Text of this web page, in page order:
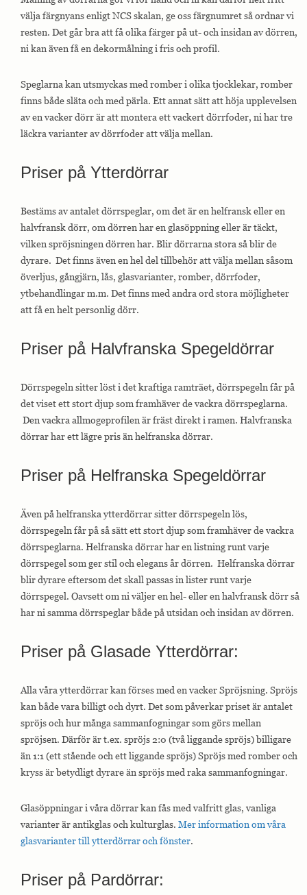
välja färgnyans enligt NCS skalan, ge oss färgnumret så ordnar vi
resten. Det går bra att få olika färger på ut- och insidan av dörren,
ni kan även få en dekormålning i fris och profil.
Speglarna kan utsmyckas med romber i olika tjocklekar, romber
finns både släta och med pärla. Ett annat sätt att höja upplevelsen
av en vacker dörr är att montera ett vackert dörrfoder, ni har tre
läckra varianter av dörrfoder att välja mellan.
Priser på Ytterdörrar
Bestäms av antalet dörrspeglar, om det är en helfransk eller en
halvfransk dörr, om dörren har en glasöppning eller är täckt,
vilken spröjsningen dörren har. Blir dörrarna stora så blir de
dyrare. Det finns även en hel del tillbehör att välja mellan såsom
överljus, gångjärn, lås, glasvarianter, romber, dörrfoder,
ytbehandlingar m.m. Det finns med andra ord stora möjligheter
att få en helt personlig dörr.
Priser på Halvfranska Spegeldörrar
Dörrspegeln sitter löst i det kraftiga ramträet, dörrspegeln får på
det viset ett stort djup som framhäver de vackra dörrspeglarna.
Den vackra allmogeprofilen är fräst direkt i ramen. Halvfranska
dörrar har ett lägre pris än helfranska dörrar.
Priser på Helfranska Spegeldörrar
Även på helfranska ytterdörrar sitter dörrspegeln lös,
dörrspegeln får på så sätt ett stort djup som framhäver de vackra
dörrspeglarna. Helfranska dörrar har en listning runt varje
dörrspegel som ger stil och elegans år dörren. Helfranska dörrar
blir dyrare eftersom det skall passas in lister runt varje
dörrspegel. Oavsett om ni väljer en hel- eller en halvfransk dörr så
har ni samma dörrspeglar både på utsidan och insidan av dörren.
Priser på Glasade Ytterdörrar:
Alla våra ytterdörrar kan förses med en vacker Spröjsning. Spröjs
kan både vara billigt och dyrt. Det som påverkar priset är antalet
spröjs och hur många sammanfogningar som görs mellan
spröjsen. Därför är t.ex. spröjs 2:0 (två liggande spröjs) billigare
än 1:1 (ett stående och ett liggande spröjs) Spröjs med romber och
kryss är betydligt dyrare än spröjs med raka sammanfogningar.
Glasöppningar i våra dörrar kan fås med valfritt glas, vanliga
varianter är antikglas och kulturglas. Mer information om våra
glasvarianter till ytterdörrar och fönster.
Priser på Pardörrar:
Nödvändiga
cookies är
grundläggande
funktioner och
fungerar inte
på det avsedda
dem. Dessa
cookies lagrar
uppgifter.
används för att
förstå hur besökare